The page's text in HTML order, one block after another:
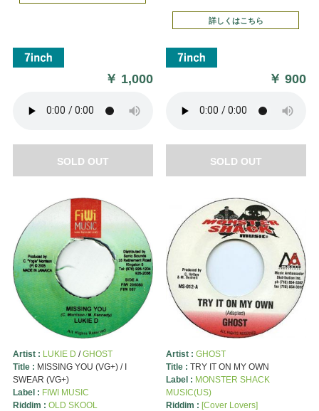
￥ 1,000
SOLD OUT
詳しくはこちら
￥900
SOLD OUT
Artist : LUKIE D /GHOST
Title : MISSING YOU (VG+) / I
SWEAR (VG+)
Label : FIWI MUSIC
Riddim : OLD SKOOL
Artist : GHOST
Title : TRY IT ON MY OWN
Label : MONSTER SHACK
MUSIC(US)
Riddim : [Cover Lovers]